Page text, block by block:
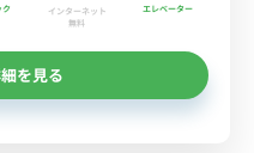
インターネット
無料
エレベーター
を見る